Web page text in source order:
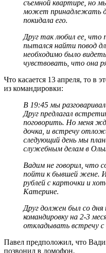
съемной квартире, но
может принадлежать
покидала его.
Друг так любил ее, что
пытался найти повод
необходимо было
чувствовать, что она
Что касается 13 апреля, то в
из командировки:
В 19:45 мы
Друг предлагал
поговорить. Но меня
дочка, и встречу
следующий день мы
служебным делам в
Вадим не говорил, что
пойти к бывшей жене.
рублей с карточки и
Катерине.
Друг должен был со дня
командировку на 2-3
откладывать встречу
Павел предположил, что
позвонил в домофон.